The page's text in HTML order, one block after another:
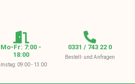
Mo-Fr: 7:00 -
18:00
09:00 - 13:00
0331 / 743 22 0
Bestell- und Anfragen